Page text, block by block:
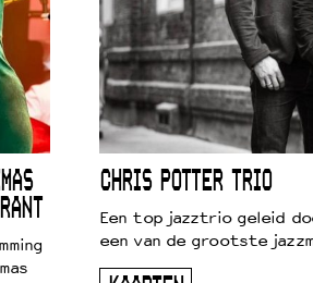
CHRIS POTTER TRIO
Een top jazztrio geleid
een van de grootste